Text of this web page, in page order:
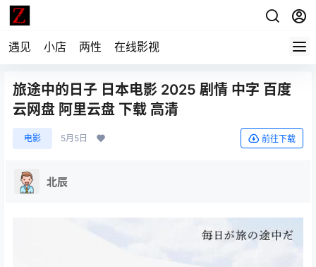
遇见 小店 两性 在线影视
旅途中的日子 日本电影 2025 剧情 中字 百度
云网盘 阿里云盘 下载 高清
电影 5月5日 前往下载
北辰